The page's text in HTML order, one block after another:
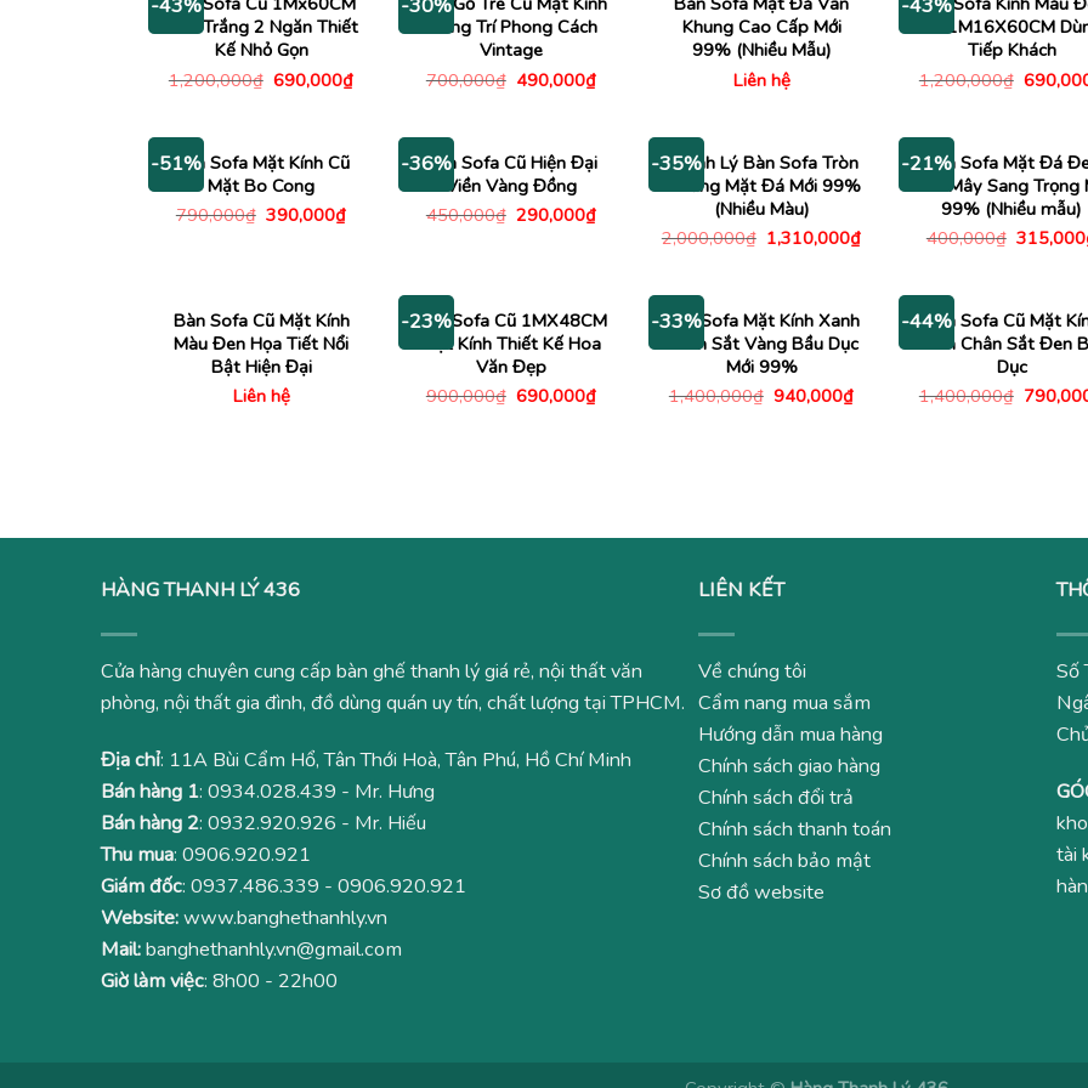
-43%
Màu Trắng 2 Ngăn Thiết
Kế Nhỏ Gọn
1,200,000₫ Giá
690,000₫Giá
690,000₫.
-30%
Trang Trí Phong Cách
Vintage
700,000₫ Giá
490,000₫Giá
490,000₫.
Khung Cao Cấp Mới
99% (Nhiều Mẫu)
Liên hệ
-43%
Cũ 1M16X60CM
Tiếp Khách
1,200,000₫ Giá
-51%
Bàn Sofa Mặt Kính Cũ
Mặt Bo Cong
790,000₫ Giá
390,000₫Giá
-36%Bàn Sofa Cũ Hiện Đại
Viền Vàng Đồng
450,000₫ Giá
290,000₫Giá
-35%
Thanh Lý Bàn Sofa Tròn
2 Tầng Mặt Đá Mới 99%
(Nhiều Màu)
2,000,000₫ Giá
gốc
1,310,000₫Giá
1,310,000₫.
-21%
Bàn Sofa Mặt Đá
Vân Mây Sang Trọng
99% (Nhiều mẫu)
400,000₫ Giá
315,000
Bàn Sofa Cũ Mặt Kính
Màu Đen Họa Tiết Nổi
Bật Hiện Đại
Liên hệ
-23%
Bàn Sofa Cũ 1MX48CM
Mặt Kính Thiết Kế Hoa
Văn Đẹp
900,000₫ Giá
690,000₫Giá
-33%
Bàn Sofa Mặt Kính Xanh
Chân Sắt Vàng Bầu Dục
Mới 99%
1,400,000₫ Giá
940,000₫Giá
-44%
Bàn Sofa Cũ Mặt
Xanh Chân Sắt Đen
Dục
1,400,000₫ Giá
HÀNG THANH LÝ 436
Cửa hàng chuyên cung cấp bàn ghế thanh lý giá rẻ, nội thất văn
phòng, nội thất gia đình, đồ dùng quán uy tín, chất lượng tại TPHCM.
Địa chỉ: 11A Bùi Cẩm Hổ, Tân Thới Hoà, Tân Phú, Hồ Chí Minh
Bán hàng 1: 0934.028.439 - Mr. Hưng
Bán hàng 2: 0932.920.926 - Mr. Hiếu
Thu mua: 0906.920.921
Giám đốc: 0937.486.339 - 0906.920.921
Website:www.banghethanhly.vn
Mail:banghethanhly.vn@gmail.com
Giờ làm việc: 8h00 - 22h00
LIÊN KẾT
Về chúng tôi
Cẩm nang mua sắm
Hướng dẫn mua hàng
Chính sách giao hàng
Chính sách đổi trả
Chính sách thanh toán
Chính sách bảo mật
Sơ đồ website
Số
tài